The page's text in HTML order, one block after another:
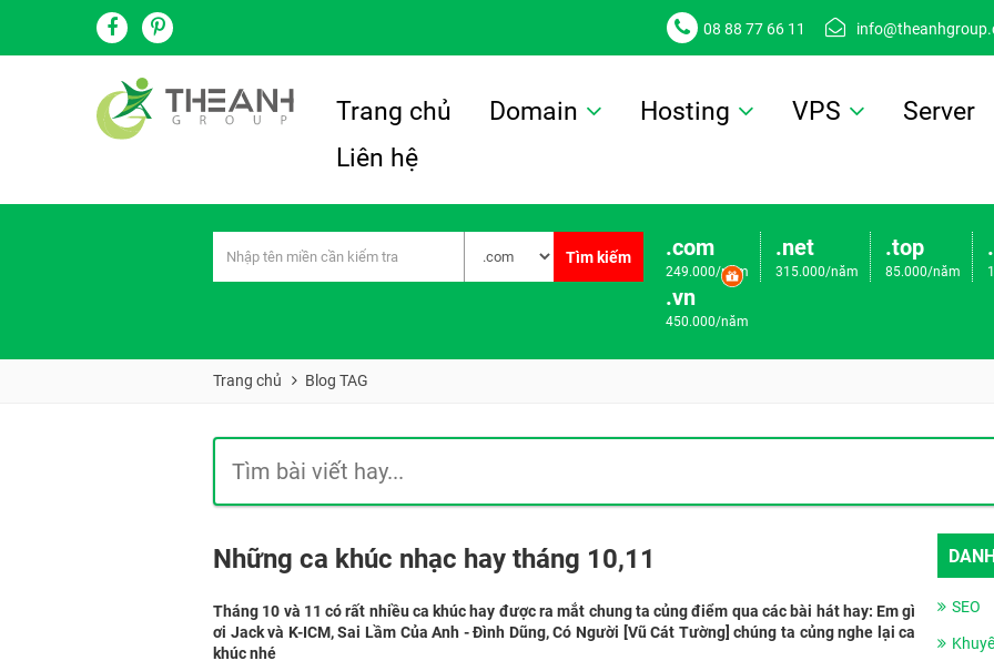
08 88 77 66 11
Trang chủ Domain Hosting VPS Server
Liên hệ
Tìm kiếm .com
249.000/năm
.net
315.000/năm
.top
85.000/năm
.vn
450.000/năm
Trang chủ Blog TAG
Những ca khúc nhạc hay tháng 10,11
Tháng 10 và 11 có rất nhiều ca khúc hay được ra mắt chung ta củng điểm qua các bài hát hay: Em gì
ơi Jack và K-ICM, Sai Lầm Của Anh - Đình Dũng, Có Người [Vũ Cát Tường] chúng ta củng nghe lại ca
khúc nhé
SEO